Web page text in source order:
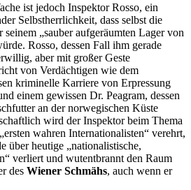
ist jedoch Inspektor Rosso, ein
Selbstherrlichkeit, dass selbst die
„sauber aufgeräumten Lager von
Rosso, dessen Fall ihm gerade
aber mit großer Geste
von Verdächtigen wie dem
kriminelle Karriere von Erpressung
einem gewissen Dr. Peagram, dessen
an der norwegischen Küste
wird der Inspektor beim Thema
wahren Internationalisten“ verehrt,
über heutige „nationalistische,
verliert und wutentbrannt den Raum
des Wiener Schmähs, auch wenn er